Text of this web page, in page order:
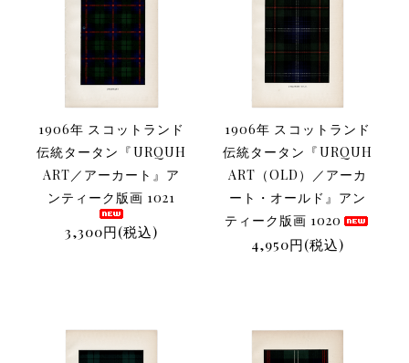
1906年 スコットランド
伝統タータン『URQUH
ART／アーカート』ア
ンティーク版画 1021
3,300円(税込)
1906年 スコットランド
伝統タータン『URQUH
ART（OLD）／アーカ
ート・オールド』アン
ティーク版画 1020
4,950円(税込)